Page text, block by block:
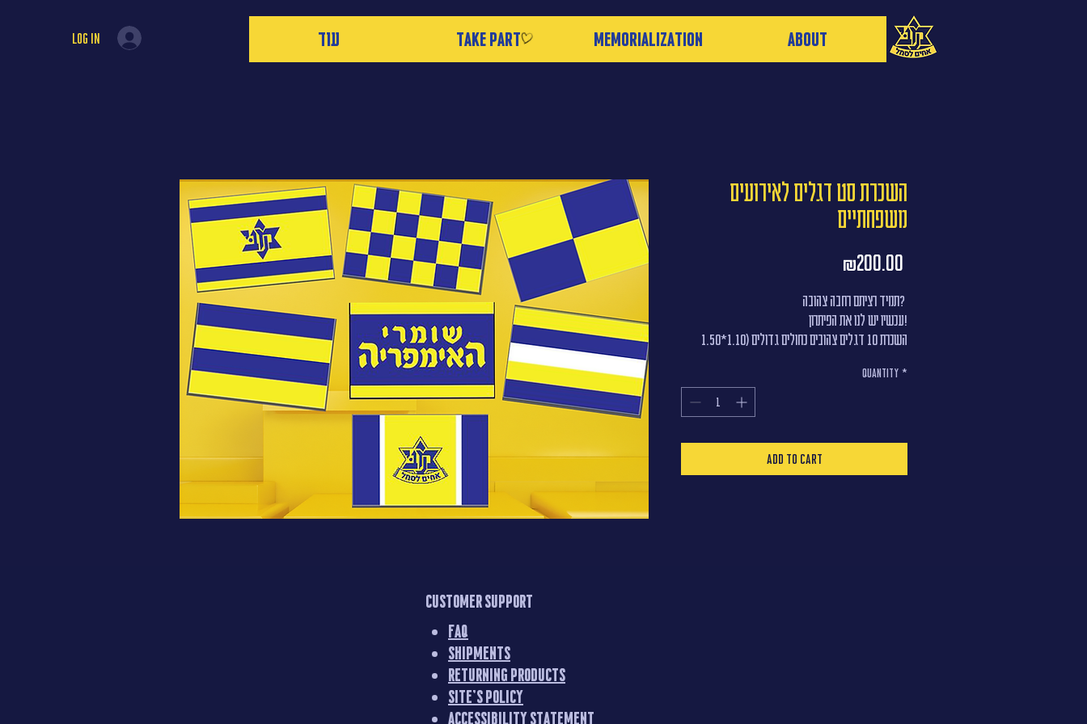
Log In About
Memorialization
take part עוד
השכרת סט דגלים לאירועים
משפחתיים
₪200.00
תמיד רציתם רחבה צהובה?
עכשיו יש לנו את הפיתרון!
השכרת 10 דגלים צהובים כחולים גדולים (1.10*1.50
*שימו לב, בנוסף להזמנה זו, יש להכנס לפריט "פיקדון
דגלים לאירוע" ולהפקיד את הפיקדון, אשר יוחזר בעת
איסוף והחזרת הדגלים מ ואל קרית שלום
Quantity *
Add to Cart
Customer support
FAQ
Shipments
Returning products
Site's Policy
Accessibility statement